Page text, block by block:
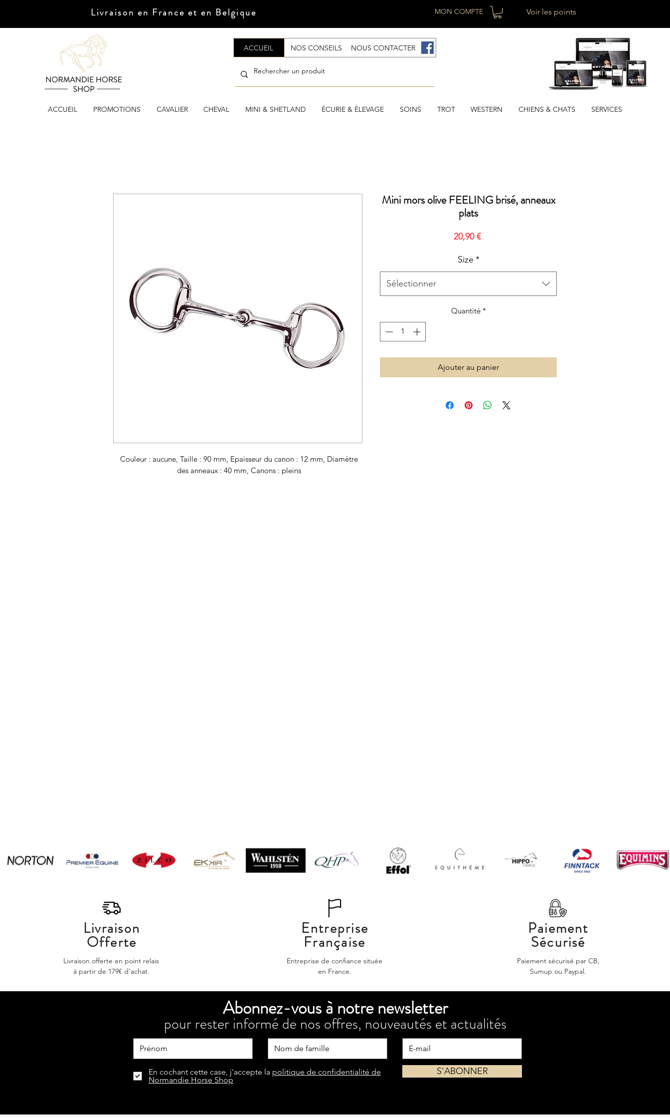
Livraison en France et en Belgique MON COMPTE Voir les points
ACCUEIL NOS CONSEILS NOUS CONTACTER .
ACCUEIL PROMOTIONS CAVALIER CHEVAL MINI & SHETLAND ÉCURIE & ÉLEVAGE SOINS TROT WESTERN CHIENS & CHATS SERVICES
Couleur : aucune, Taille : 90 mm, Epaisseur du canon : 12 mm, Diamètre
des anneaux : 40 mm, Canons : pleins
Mini mors olive FEELING brisé, anneaux
plats
20,90 €Prix
Size *
Sélectionner
Quantité *
Ajouter au panier
Livraison
Offerte
Livraison offerte en point relais
à partir de 179€ d'achat.
Entreprise
Française
Entreprise de confiance située
en France.
Paiement
Sécurisé
Paiement sécurisé par CB,
Sumup ou Paypal.
Abonnez-vous à notre newsletter
pour rester informé de nos offres, nouveautés et actualités
En cochant cette case, j'accepte la politique de confidentialité de
Normandie Horse Shop
S'ABONNER